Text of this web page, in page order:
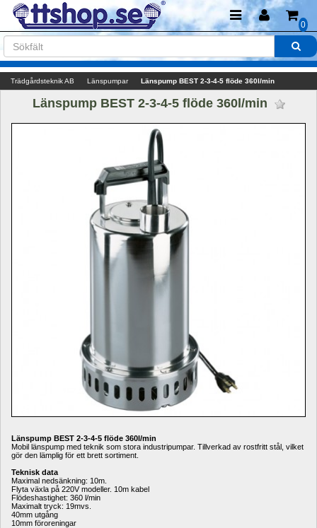
0
Trädgårdsteknik AB Länspumpar Länspump BEST 2-3-4-5 flöde 360l/min
Länspump BEST 2-3-4-5 flöde 360l/min
Länspump BEST 2-3-4-5 flöde 360l/min
Mobil länspump med teknik som stora industripumpar. Tillverkad av rostfritt stål, vilket
gör den lämplig för ett brett sortiment.
Teknisk data
Maximal nedsänkning: 10m.
Flyta växla på 220V modeller. 10m kabel
Flödeshastighet: 360 l/min
Maximalt tryck: 19mvs.
40mm utgång
10mm föroreningar